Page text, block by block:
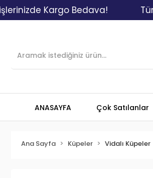
Kargo Bedava! Tüm
ANASAYFA Çok Satılanlar
Ana Sayfa Küpeler Vidalı Küpeler